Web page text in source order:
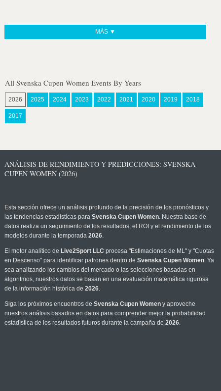
MÁS ▼
All Svenska Cupen Women Events By Years
2026 2025 2024 2023 2022 2021 2020 2019 2018
2017
ANÁLISIS DE RENDIMIENTO Y PREDICCIONES: SVENSKA
CUPEN WOMEN (2026)
Esta sección ofrece un análisis profundo de la precisión de los pronósticos y
las tendencias estadísticas para Svenska Cupen Women. Nuestra base de
datos realiza un seguimiento de los resultados, el ROI y el rendimiento de los
modelos durante la temporada 2026.
El motor analítico de Live2Sport LLC procesa "Estimaciones de ML" y "Cuotas
en Descenso" para identificar patrones dentro de Svenska Cupen Women. Ya
sea analizando los cambios del mercado o las selecciones basadas en
algoritmos, nuestros datos se basan en una evaluación matemática rigurosa
de la información histórica de 2026.
Siga los próximos encuentros de Svenska Cupen Womeny aproveche
nuestros análisis basados en datos para comprender mejor la probabilidad
estadística de los resultados futuros durante la campaña de 2026.